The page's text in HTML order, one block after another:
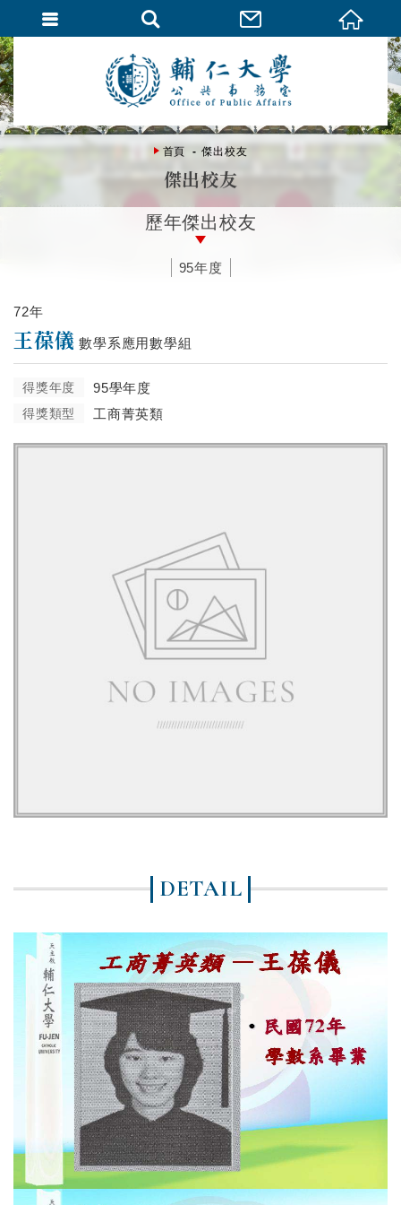
首頁 傑出校友
傑出校友
歷年傑出校友
95年度
72年
王葆儀 數學系應用數學組
得獎年度 95學年度
得獎類型 工商菁英類
DETAIL